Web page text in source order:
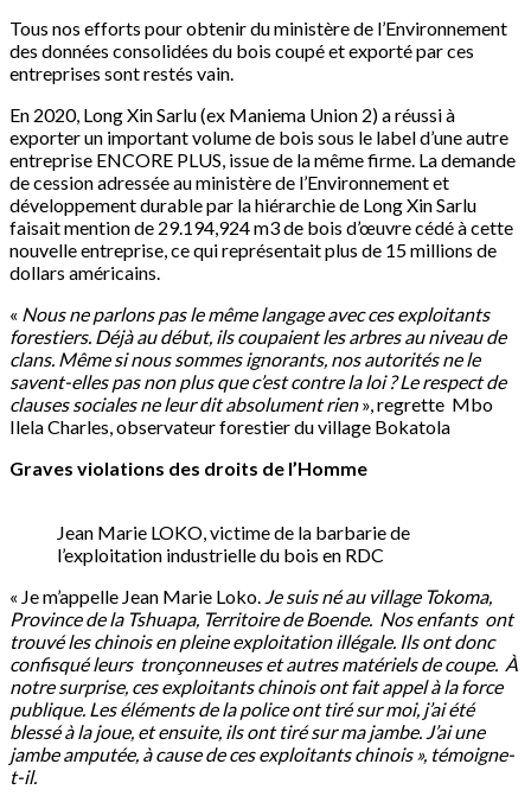
Tous nos efforts pour obtenir du ministère de l’Environnement
des données consolidées du bois coupé et exporté par ces
entreprises sont restés vain.
En 2020, Long Xin Sarlu (ex Maniema Union 2) a réussi à
exporter un important volume de bois sous le label d’une autre
entreprise ENCORE PLUS, issue de la même firme. La demande
de cession adressée au ministère de l’Environnement et
développement durable par la hiérarchie de Long Xin Sarlu
faisait mention de 29.194,924 m3 de bois d’œuvre cédé à cette
nouvelle entreprise, ce qui représentait plus de 15 millions de
dollars américains.
« Nous ne parlons pas le même langage avec ces exploitants
forestiers. Déjà au début, ils coupaient les arbres au niveau de
clans. Même si nous sommes ignorants, nos autorités ne le
savent-elles pas non plus que c’est contre la loi ? Le respect de
clauses sociales ne leur dit absolument rien», regrette Mbo
Ilela Charles, observateur forestier du village Bokatola
Graves violations des droits de l’Homme
Jean Marie LOKO, victime de la barbarie de
l’exploitation industrielle du bois en RDC
« Je m’appelle Jean Marie Loko. Je suis né au village Tokoma,
Province de la Tshuapa, Territoire de Boende. Nos enfants ont
trouvé les chinois en pleine exploitation illégale. Ils ont donc
confisqué leurs tronçonneuses et autres matériels de coupe. À
notre surprise, ces exploitants chinois ont fait appel à la force
publique. Les éléments de la police ont tiré sur moi, j’ai été
blessé à la joue, et ensuite, ils ont tiré sur ma jambe. J’ai une
jambe amputée, à cause de ces exploitants chinois », témoigne-
t-il.